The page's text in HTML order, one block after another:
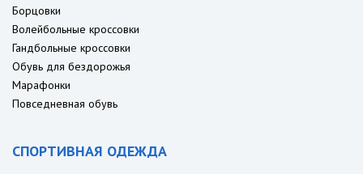
Борцовки
Волейбольные кроссовки
Гандбольные кроссовки
Обувь для бездорожья
Марафонки
Повседневная обувь
СПОРТИВНАЯ ОДЕЖДА